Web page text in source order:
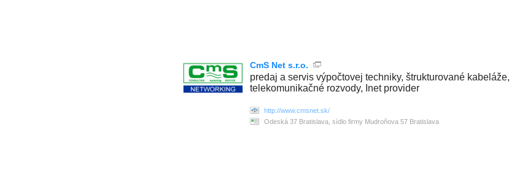
CmS Net s.r.o.
predaj a servis výpočtovej techniky, štrukturované kabeláže,
telekomunikačné rozvody, Inet provider
http://www.cmsnet.sk/
Odeská 37 Bratislava, sídlo firmy Mudroňova 57 Bratislava